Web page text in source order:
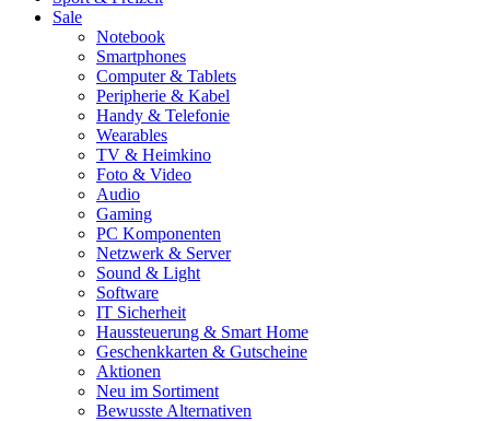
Sale
Notebook
Smartphones
Computer & Tablets
Peripherie & Kabel
Handy & Telefonie
Wearables
TV & Heimkino
Foto & Video
Audio
Gaming
PC Komponenten
Netzwerk & Server
Sound & Light
Software
IT Sicherheit
Haussteuerung & Smart Home
Geschenkkarten & Gutscheine
Aktionen
Neu im Sortiment
Bewusste Alternativen